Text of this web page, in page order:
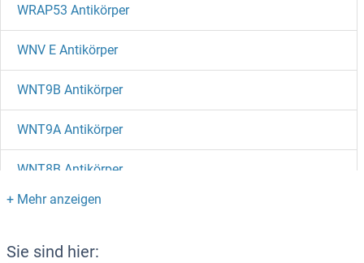
WRAP53 Antikörper
WNV E Antikörper
WNT9B Antikörper
WNT9A Antikörper
WNT8B Antikörper
WNT8A Antikörper
WNT7B Antikörper
Sie sind hier: